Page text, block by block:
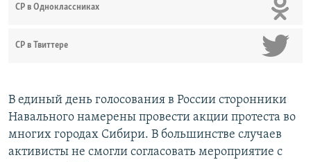
СР в Одноклассниках
СР в Твиттере
В единый день голосования в России сторонники
Навального намерены провести акции протеста во
многих городах Сибири. В большинстве случаев
активисты не смогли согласовать мероприятие с